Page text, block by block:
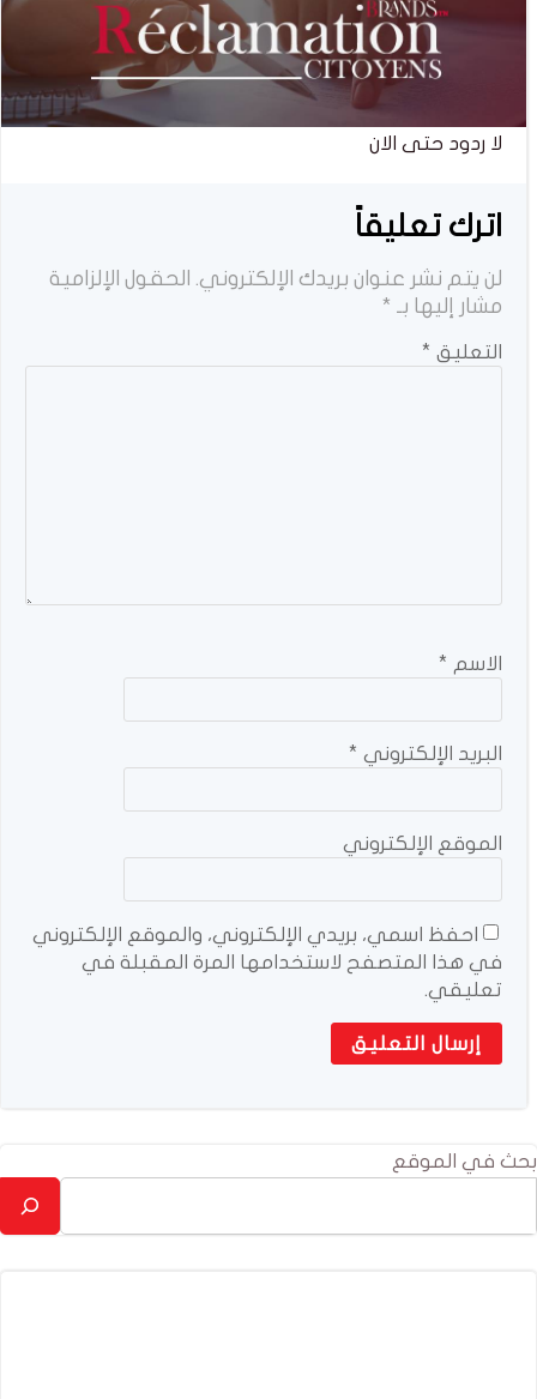
لا ردود حتى الان
اترك تعليقاً
لن يتم نشر عنوان بريدك الإلكتروني. الحقول الإلزامية
مشار إليها بـ *
التعليق *
الاسم *
البريد الإلكتروني *
الموقع الإلكتروني
احفظ اسمي، بريدي الإلكتروني، والموقع الإلكتروني
في هذا المتصفح لاستخدامها المرة المقبلة في
تعليقي.
بحث في الموقع